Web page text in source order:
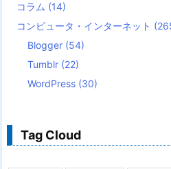
コラム (14)
コンピュータ・インターネット
Blogger (54)
Tumblr (22)
WordPress (30)
Tag Cloud